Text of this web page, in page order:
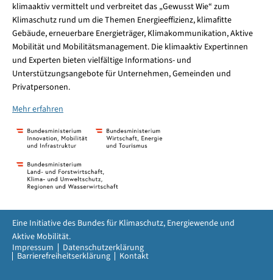
klimaaktiv vermittelt und verbreitet das „Gewusst Wie“ zum
Klimaschutz rund um die Themen Energieeffizienz, klimafitte
Gebäude, erneuerbare Energieträger, Klimakommunikation, Aktive
Mobilität und Mobilitätsmanagement. Die klimaaktiv Expertinnen
und Experten bieten vielfältige Informations- und
Unterstützungsangebote für Unternehmen, Gemeinden und
Privatpersonen.
Mehr erfahren
Impressum Datenschutzerklärung
Barrierefreiheitserklärung Kontakt
Eine Initiative des Bundes für Klimaschutz, Energiewende und
Aktive Mobilität.